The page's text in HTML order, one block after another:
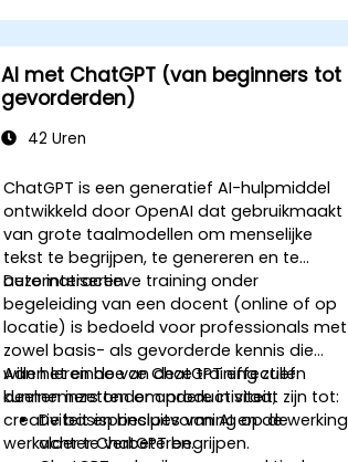
AI met ChatGPT (van beginners tot
gevorderden)
42 Uren
ChatGPT is een generatief AI-hulpmiddel
ontwikkeld door OpenAI dat gebruikmaakt
van grote taalmodellen om menselijke
tekst te begrijpen, te genereren en te
automatiseren.
Deze interactieve training onder
begeleiding van een docent (online of op
locatie) is bedoeld voor professionals met
zowel basis- als gevorderde kennis die
willen leren hoe ze ChatGPT effectief
kunnen inzetten om productiviteit,
creativiteit en besluitvorming op de
werkvloer te verbeteren.
Aan het einde van deze training zullen
deelnemers onder andere in staat zijn tot:
De basisprincipes van AI en de werking
achter ChatGPT begrijpen.